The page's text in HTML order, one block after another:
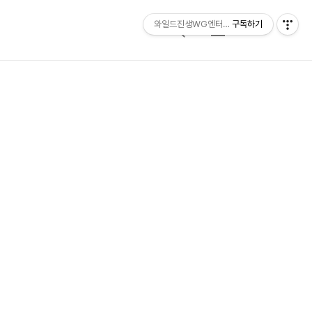
검
메
와일드진생WG엔터테인먼트
구독하기